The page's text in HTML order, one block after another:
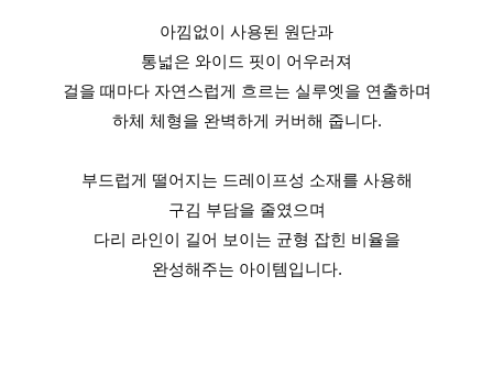
아낌없이 사용된 원단과
통넓은 와이드 핏이 어우러져
걸을 때마다 자연스럽게 흐르는 실루엣을 연출하며
하체 체형을 완벽하게 커버해 줍니다.
부드럽게 떨어지는 드레이프성 소재를 사용해
구김 부담을 줄였으며
다리 라인이 길어 보이는 균형 잡힌 비율을